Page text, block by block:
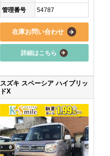
管理番号 54787
在庫お問い合わせ
詳細はこちら
スズキ スペーシア ハイブリッ
ドX